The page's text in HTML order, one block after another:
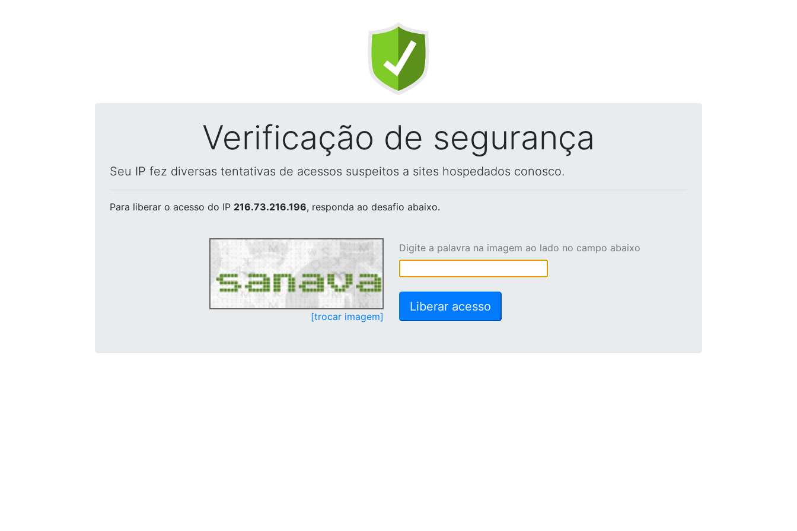
Verificação de segurança
Seu IP fez diversas tentativas de acessos suspeitos a sites hospedados conosco.
Para liberar o acesso do IP 216.73.216.196, responda ao desafio abaixo.
[trocar imagem]
Digite a palavra na imagem ao lado no campo abaixo